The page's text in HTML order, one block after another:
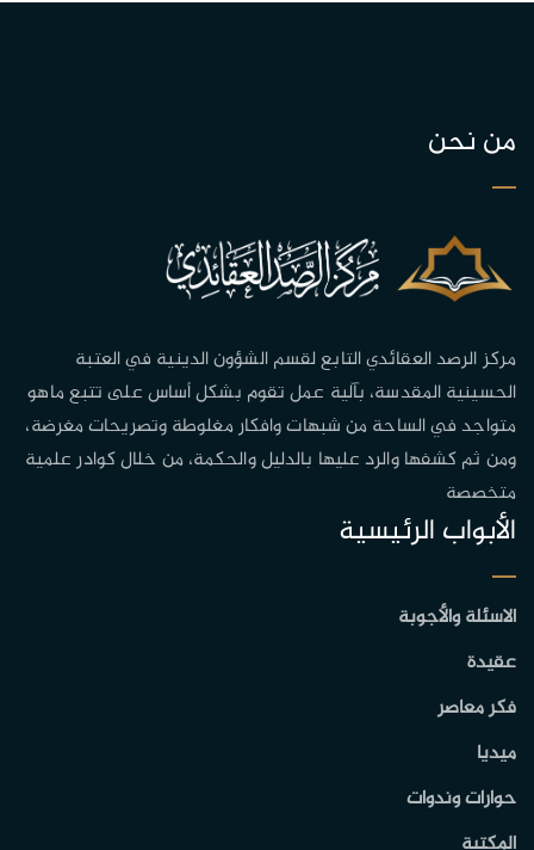
من نحن
مركز الرصد العقائدي التابع لقسم الشؤون الدينية في العتبة
الحسينية المقدسة، بآلية عمل تقوم بشكل أساس على تتبع ماهو
متواجد في الساحة من شبهات وافكار مغلوطة وتصريحات مغرضة،
ومن ثم كشفها والرد عليها بالدليل والحكمة، من خلال كوادر علمية
متخصصة
الأبواب الرئيسية
الاسئلة والأجوبة
عقيدة
فكر معاصر
ميديا
حوارات وندوات